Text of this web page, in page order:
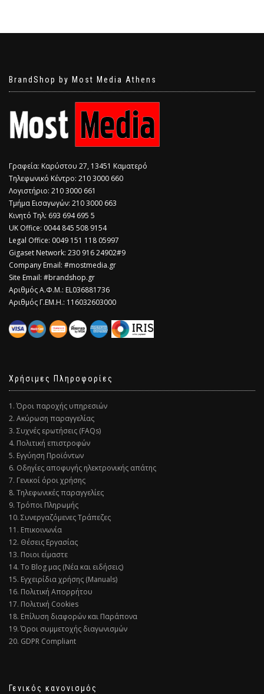
BrandShop by Most Media Athens
Γραφεία: Καρύστου 27, 13451 Καματερό
Τηλεφωνικό Κέντρο: 210 3000 660
Λογιστήριο: 210 3000 661
Τμήμα Εισαγωγών: 210 3000 663
Κινητό Τηλ: 693 694 695 5
​UK Office: 0044 845 508 9154
Legal Office: 0049 151 118 05997
Gigaset Network: 230 916 24902#9
Company Email: #mostmedia.gr
Site Email: #brandshop.gr
Αριθμός Α.Φ.Μ.: EL036881736
Αριθμός Γ.ΕΜ.Η.: 116032603000
Χρήσιμες Πληροφορίες
1. Όροι παροχής υπηρεσιών
2. Ακύρωση παραγγελίας
3. Συχνές ερωτήσεις (FAQs)
4. Πολιτική επιστροφών
5. Εγγύηση Προϊόντων
6. Οδηγίες αποφυγής ηλεκτρονικής απάτης
7. Γενικοί όροι χρήσης
8. Τηλεφωνικές παραγγελίες
9. Τρόποι Πληρωμής
10. Συνεργαζόμενες Τράπεζες
11. Επικοινωνία
12. Θέσεις Εργασίας
13. Ποιοι είμαστε
14. Το Blog μας (Νέα και ειδήσεις)
15. Εγχειρίδια χρήσης (Manuals)
16. Πολιτική Απορρήτου
17. Πολιτική Cookies
18. Επίλυση διαφορών και Παράπονα
19. Όροι συμμετοχής διαγωνισμών
20. GDPR Compliant
Γενικός κανονισμός